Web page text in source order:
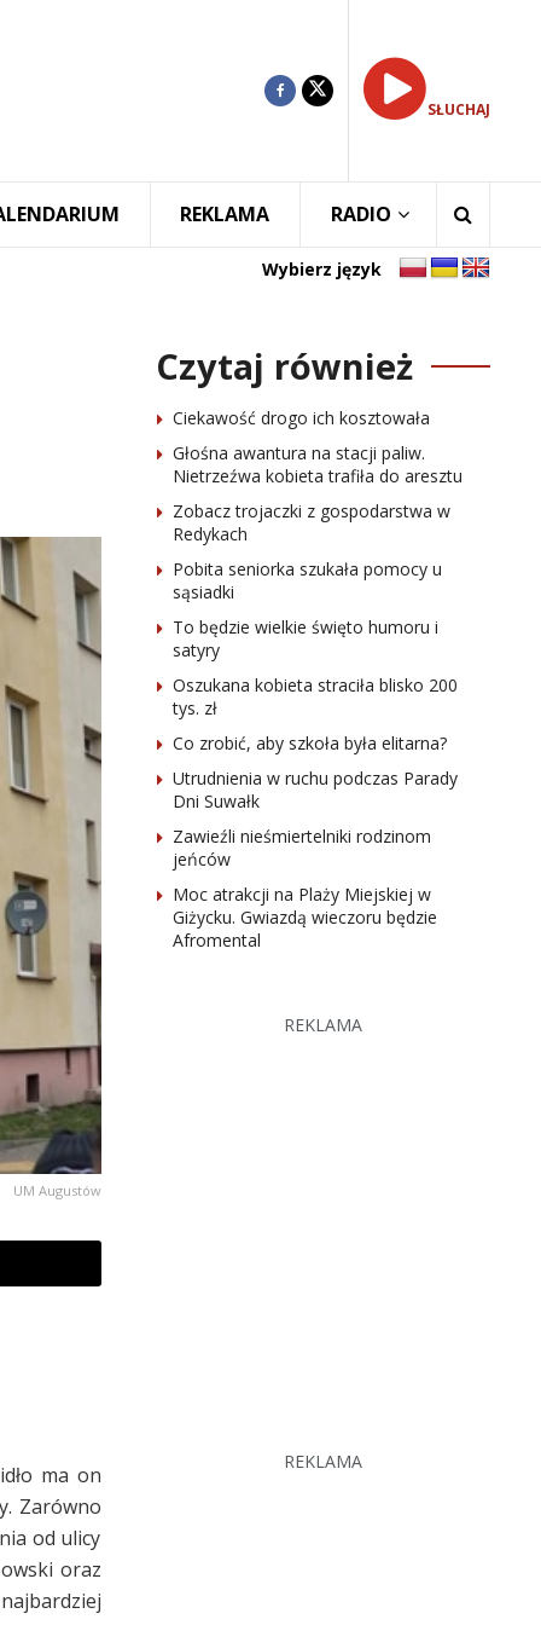
SŁUCHAJ
REKLAMA RADIO
Wybierz język
UM Augustów
ma on
Zarówno
od ulicy
oraz
Czytaj również
Ciekawość drogo ich kosztowała
Głośna awantura na stacji paliw.
Nietrzeźwa kobieta trafiła do aresztu
Zobacz trojaczki z gospodarstwa w
Redykach
Pobita seniorka szukała pomocy u
sąsiadki
To będzie wielkie święto humoru i
satyry
Oszukana kobieta straciła blisko 200
tys. zł
Co zrobić, aby szkoła była elitarna?
Utrudnienia w ruchu podczas Parady
Dni Suwałk
Zawieźli nieśmiertelniki rodzinom
jeńców
Moc atrakcji na Plaży Miejskiej w
Giżycku. Gwiazdą wieczoru będzie
Afromental
REKLAMA
REKLAMA